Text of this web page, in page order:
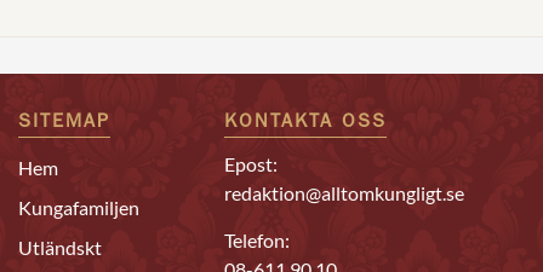
SITEMAP
Hem
Kungafamiljen
Utländskt
KONTAKTA OSS
Epost:
redaktion@alltomkungligt.se
Telefon: